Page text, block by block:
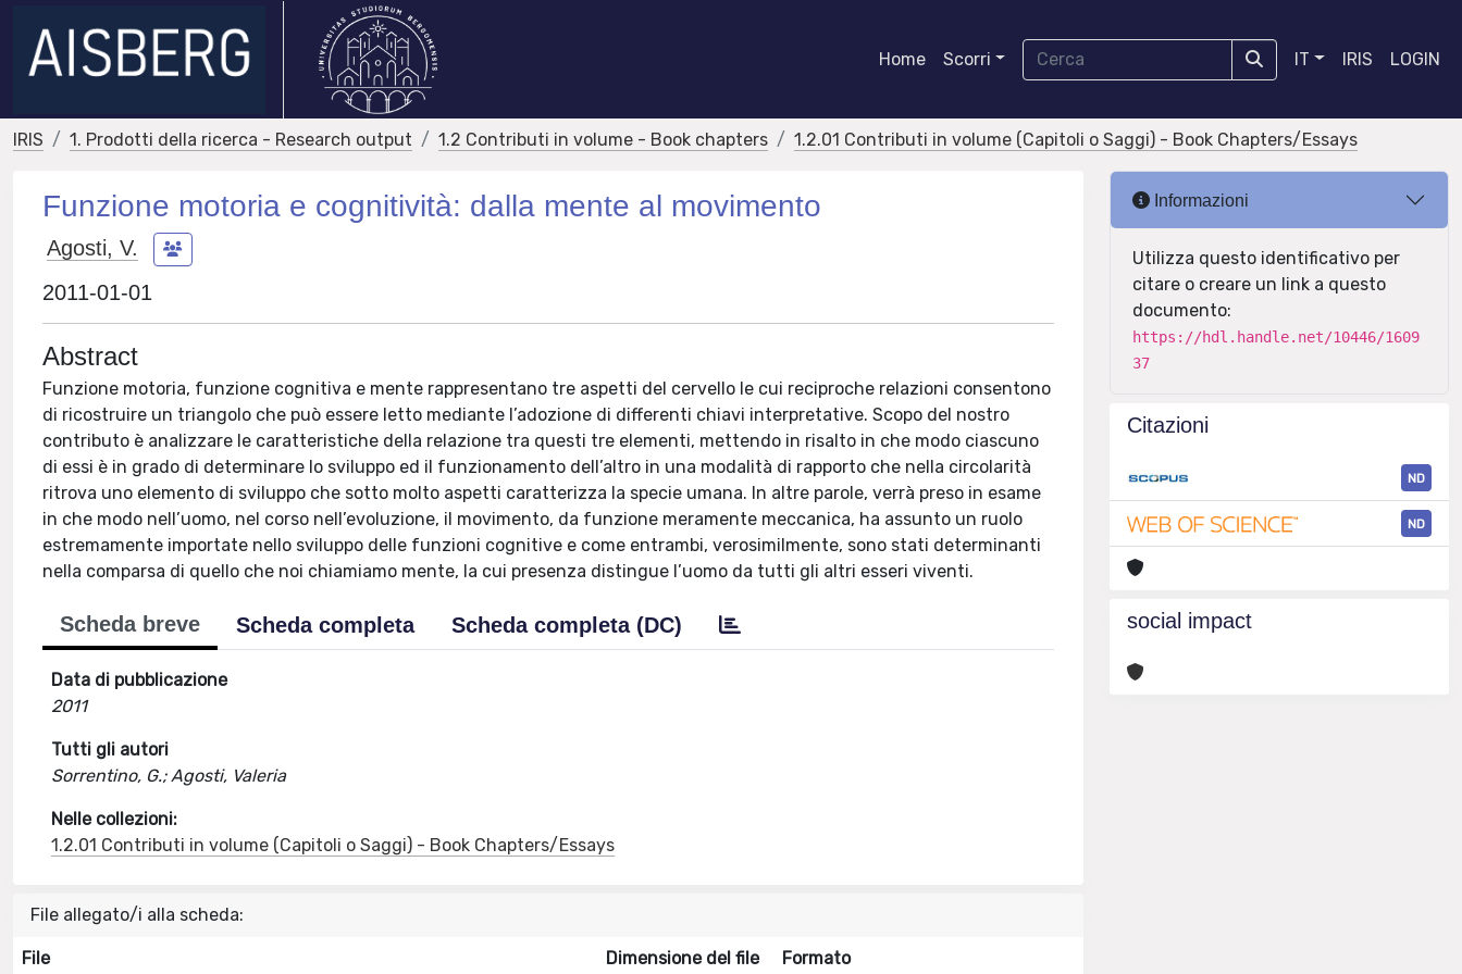
Home Scorri IT IRIS LOGIN
IRIS 1. Prodotti della ricerca - Research output 1.2 Contributi in volume - Book chapters 1.2.01 Contributi in volume (Capitoli o Saggi) - Book Chapters/Essays
Funzione motoria e cognitività: dalla mente al movimento
Agosti, V.
2011-01-01
Abstract
Funzione motoria, funzione cognitiva e mente rappresentano tre aspetti del cervello le cui reciproche relazioni consentono
di ricostruire un triangolo che può essere letto mediante l’adozione di differenti chiavi interpretative. Scopo del nostro
contributo è analizzare le caratteristiche della relazione tra questi tre elementi, mettendo in risalto in che modo ciascuno
di essi è in grado di determinare lo sviluppo ed il funzionamento dell’altro in una modalità di rapporto che nella circolarità
ritrova uno elemento di sviluppo che sotto molto aspetti caratterizza la specie umana. In altre parole, verrà preso in esame
in che modo nell’uomo, nel corso nell’evoluzione, il movimento, da funzione meramente meccanica, ha assunto un ruolo
estremamente importate nello sviluppo delle funzioni cognitive e come entrambi, verosimilmente, sono stati determinanti
nella comparsa di quello che noi chiamiamo mente, la cui presenza distingue l’uomo da tutti gli altri esseri viventi.
Scheda breve Scheda completa Scheda completa (DC)
Data di pubblicazione
2011
Tutti gli autori
Sorrentino, G.; Agosti, Valeria
Nelle collezioni:
1.2.01 Contributi in volume (Capitoli o Saggi) - Book Chapters/Essays
File allegato/i alla scheda:
File Dimensione del file Formato
Informazioni
Utilizza questo identificativo per
citare o creare un link a questo
documento:
https://hdl.handle.net/10446/1609
37
Citazioni
ND
ND
social impact